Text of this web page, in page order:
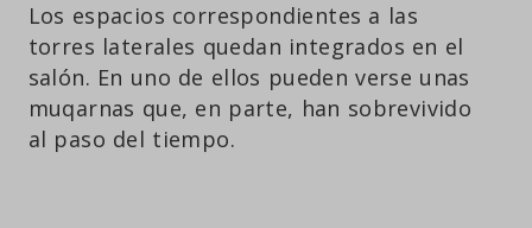
Los espacios correspondientes a las
torres laterales quedan integrados en el
salón. En uno de ellos pueden verse unas
muqarnas que, en parte, han sobrevivido
al paso del tiempo.